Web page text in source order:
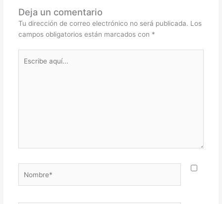
Deja un comentario
Tu dirección de correo electrónico no será publicada. Los
campos obligatorios están marcados con *
aquí...